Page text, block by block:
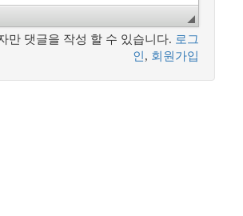
만 댓글을 작성 할 수 있습니다. 로그
인 , 회원가입